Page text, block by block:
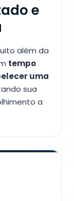
e
além da
tempo
uma
sua
a